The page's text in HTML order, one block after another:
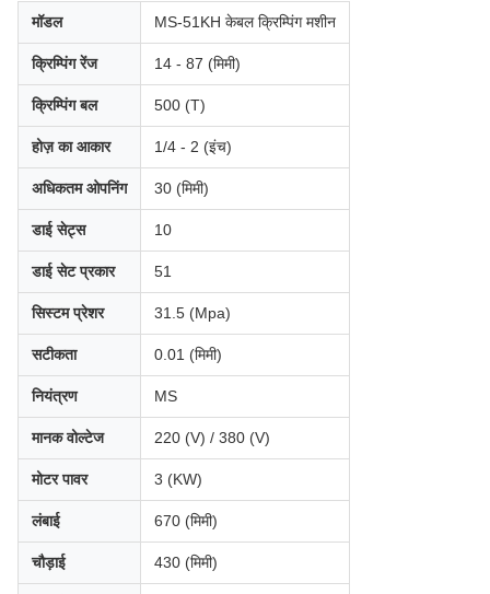
मॉडल MS-51KH केबल क्रिम्पिंग मशीन
क्रिम्पिंग रेंज 14 - 87 (मिमी)
क्रिम्पिंग बल 500 (T)
होज़ का आकार 1/4 - 2 (इंच)
अधिकतम ओपनिंग 30 (मिमी)
डाई सेट्स 10
डाई सेट प्रकार 51
सिस्टम प्रेशर 31.5 (Mpa)
सटीकता 0.01 (मिमी)
नियंत्रण MS
मानक वोल्टेज 220 (V) / 380 (V)
मोटर पावर 3 (KW)
लंबाई 670 (मिमी)
चौड़ाई 430 (मिमी)